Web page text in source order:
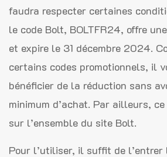
faudra respecter certaines
le code Bolt, BOLTFR24, offre
et expire le 31 décembre 2024.
certains codes promotionnels, il
bénéficier de la réduction sans
minimum d’achat. Par ailleurs,
sur l’ensemble du site Bolt.
Pour l’utiliser, il suffit de